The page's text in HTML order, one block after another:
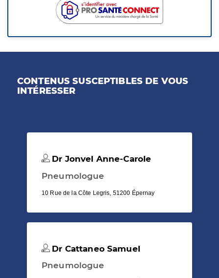
CONTENUS SUSCEPTIBLES DE VOUS
INTÉRESSER
Dr Jonvel Anne-Carole
Pneumologue
10 Rue de la Côte Legris, 51200 Épernay
Dr Cattaneo Samuel
Pneumologue